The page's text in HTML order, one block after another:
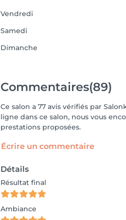
Vendredi
Samedi
Dimanche
Commentaires(89)
Ce salon a 77 avis vérifiés par
ligne dans ce salon, nous vous
prestations proposées.
Écrire un commentaire
Détails
Résultat final
Ambiance